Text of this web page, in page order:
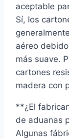
aceptable
Sí, los
aéreo
más suave.
cartones
madera con
**¿El
de aduanas
Algunas